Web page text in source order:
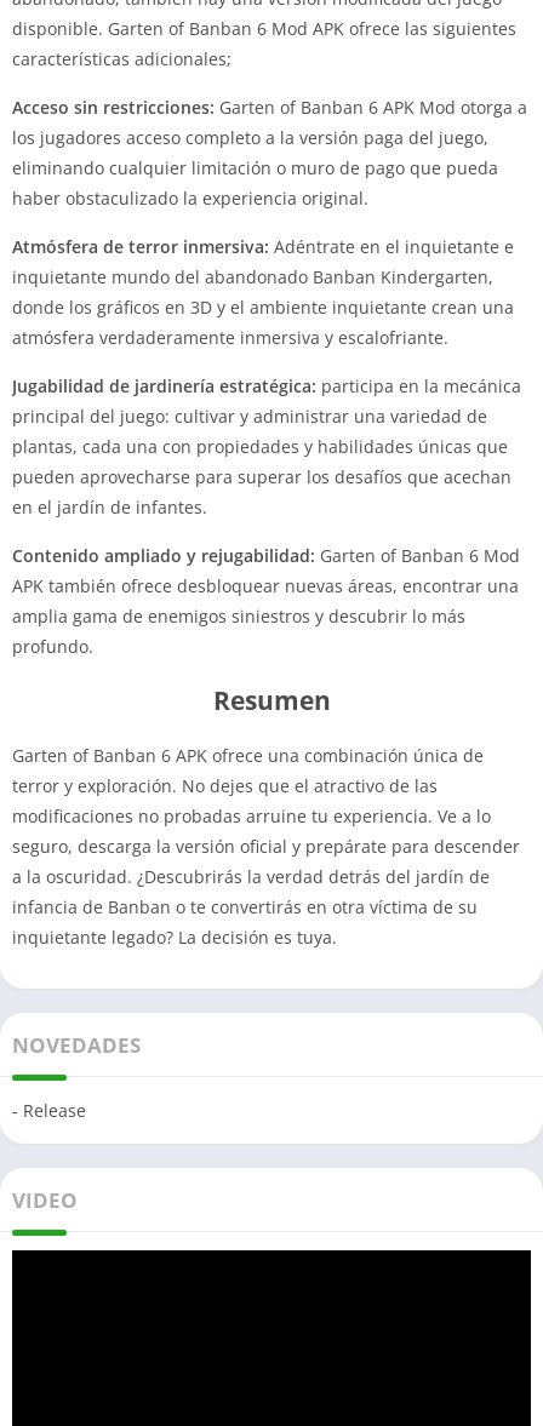
disponible. Garten of Banban 6 Mod APK ofrece las siguientes
características adicionales;
Acceso sin restricciones: Garten of Banban 6 APK Mod otorga a
los jugadores acceso completo a la versión paga del juego,
eliminando cualquier limitación o muro de pago que pueda
haber obstaculizado la experiencia original.
Atmósfera de terror inmersiva: Adéntrate en el inquietante e
inquietante mundo del abandonado Banban Kindergarten,
donde los gráficos en 3D y el ambiente inquietante crean una
atmósfera verdaderamente inmersiva y escalofriante.
Jugabilidad de jardinería estratégica: participa en la mecánica
principal del juego: cultivar y administrar una variedad de
plantas, cada una con propiedades y habilidades únicas que
pueden aprovecharse para superar los desafíos que acechan
en el jardín de infantes.
Contenido ampliado y rejugabilidad: Garten of Banban 6 Mod
APK también ofrece desbloquear nuevas áreas, encontrar una
amplia gama de enemigos siniestros y descubrir lo más
profundo.
Resumen
Garten of Banban 6 APK ofrece una combinación única de
terror y exploración. No dejes que el atractivo de las
modificaciones no probadas arruine tu experiencia. Ve a lo
seguro, descarga la versión oficial y prepárate para descender
a la oscuridad. ¿Descubrirás la verdad detrás del jardín de
infancia de Banban o te convertirás en otra víctima de su
inquietante legado? La decisión es tuya.
NOVEDADES
- Release
VIDEO